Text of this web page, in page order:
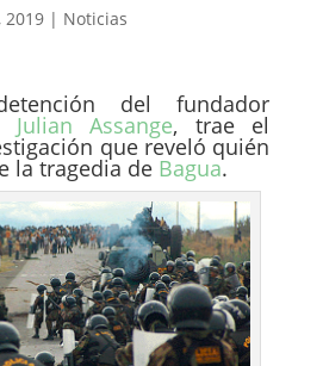
2019| Noticias
del fundador
Julian Assange, trae el
que reveló quién
la tragedia de Bagua.